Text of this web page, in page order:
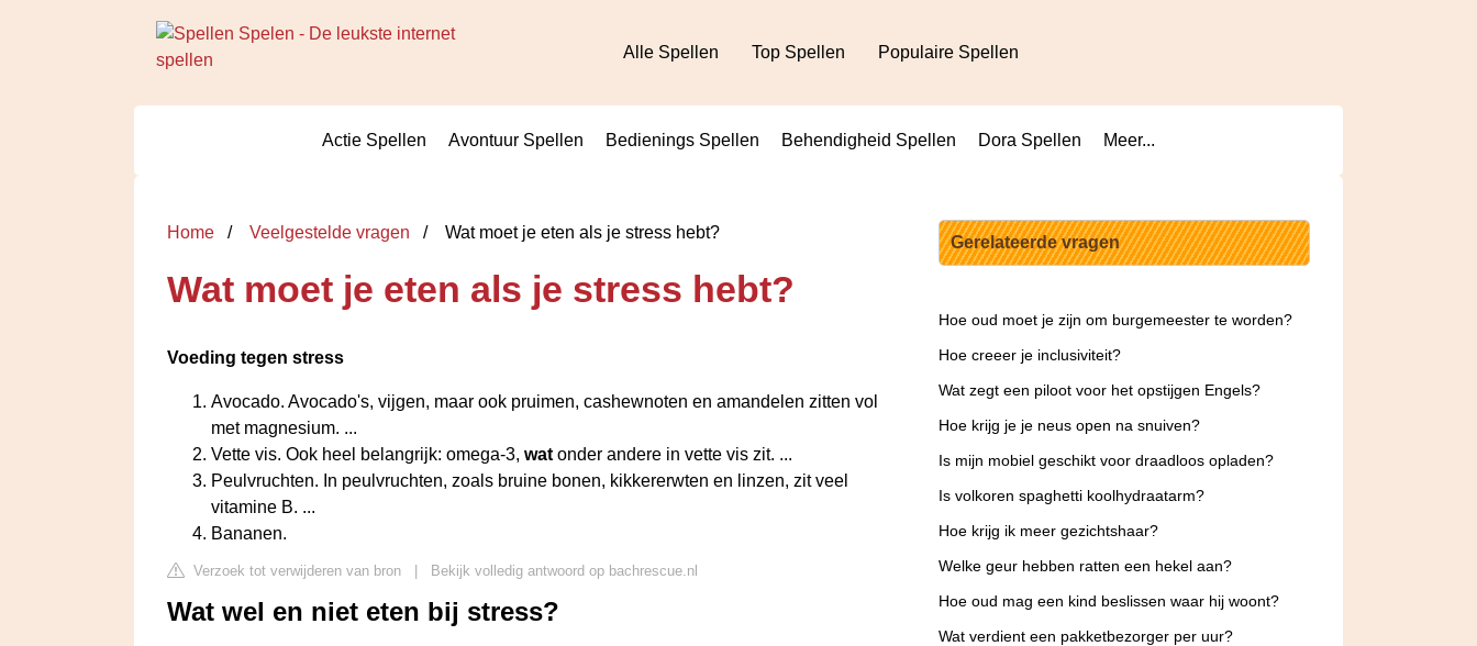
Alle Spellen Top Spellen Populaire Spellen
Actie Spellen Avontuur Spellen Bedienings Spellen Behendigheid Spellen Dora Spellen Meer...
Home Veelgestelde vragen Wat moet je eten als je stress hebt?
Wat moet je eten als je stress hebt?
Voeding tegen stress
Avocado. Avocado's, vijgen, maar ook pruimen, cashewnoten en amandelen zitten vol
met magnesium. ...
Vette vis. Ook heel belangrijk: omega-3, wat onder andere in vette vis zit. ...
Peulvruchten. In peulvruchten, zoals bruine bonen, kikkererwten en linzen, zit veel
vitamine B. ...
Bananen.
Verzoek tot verwijderen van bron Bekijk volledig antwoord op bachrescue.nl
Wat wel en niet eten bij stress?
Gerelateerde vragen
Hoe oud moet je zijn om burgemeester te worden?
Hoe creeer je inclusiviteit?
Wat zegt een piloot voor het opstijgen Engels?
Hoe krijg je je neus open na snuiven?
Is mijn mobiel geschikt voor draadloos opladen?
Is volkoren spaghetti koolhydraatarm?
Hoe krijg ik meer gezichtshaar?
Welke geur hebben ratten een hekel aan?
Hoe oud mag een kind beslissen waar hij woont?
Wat verdient een pakketbezorger per uur?